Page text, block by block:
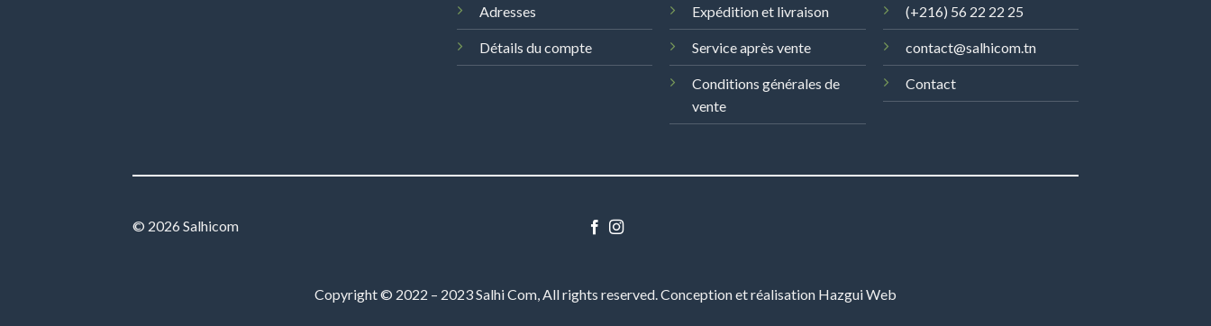
Adresses
Détails du compte
Expédition et livraison
Service après vente
Conditions générales de
vente
(+216) 56 22 22 25
contact@salhicom.tn
Contact
© 2026 Salhicom
Copyright © 2022 – 2023 Salhi Com, All rights reserved. Conception et réalisation Hazgui Web